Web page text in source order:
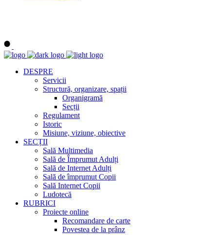
DESPRE
Servicii
Structură, organizare, spații
Organigramă
Secții
Regulament
Istoric
Misiune, viziune, obiective
SECȚII
Sală Multimedia
Sală de Împrumut Adulți
Sală de Internet Adulți
Sală de împrumut Copii
Sală Internet Copii
Ludotecă
RUBRICI
Proiecte online
Recomandare de carte
Povestea de la prânz